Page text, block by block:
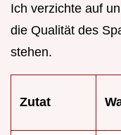
Ich verzichte auf
die Qualität des
stehen.
Zutat